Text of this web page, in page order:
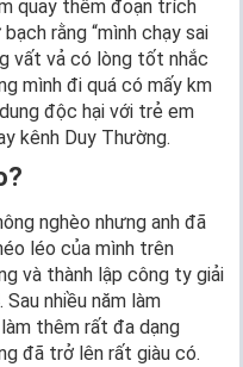
quay thêm đoạn trích
rằng “mình chạy sai
vất vả có lòng tốt nhắc
mình đi quá có mấy km
độc hại với trẻ em
kênh Duy Thường.
nghèo nhưng anh đã
léo của mình trên
và thành lập công ty giải
nhiều năm làm
thêm rất đa dạng
đã trở lên rất giàu có.